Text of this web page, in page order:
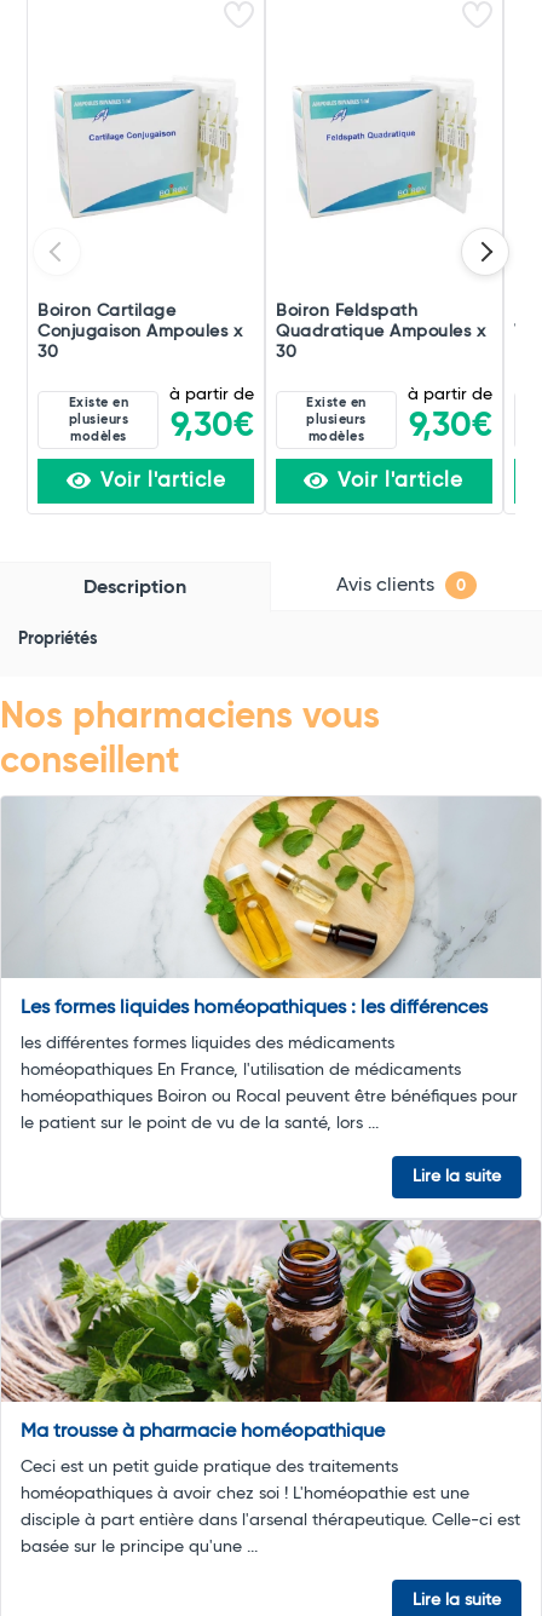
Boiron Cartilage
Conjugaison Ampoules x
30
Existe en
plusieurs
modèles
à partir de
9,30€
Voir l'article
Boiron Feldspath
Quadratique Ampoules x
30
Existe en
plusieurs
modèles
à partir de
9,30€
Voir l'article
Description Avis clients 0
Propriétés
Nos pharmaciens vous
conseillent
Les formes liquides homéopathiques : les différences
les différentes formes liquides des médicaments
homéopathiques En France, l'utilisation de médicaments
homéopathiques Boiron ou Rocal peuvent être bénéfiques pour
le patient sur le point de vu de la santé, lors ...
Lire la suite
Ma trousse à pharmacie homéopathique
Ceci est un petit guide pratique des traitements
homéopathiques à avoir chez soi ! L'homéopathie est une
disciple à part entière dans l'arsenal thérapeutique. Celle-ci est
basée sur le principe qu'une ...
Lire la suite